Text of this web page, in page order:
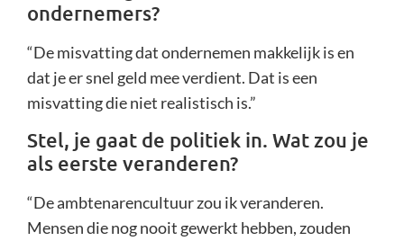
ondernemers?
“De misvatting dat ondernemen makkelijk is en
dat je er snel geld mee verdient. Dat is een
misvatting die niet realistisch is.”
Stel, je gaat de politiek in. Wat zou je
als eerste veranderen?
“De ambtenarencultuur zou ik veranderen.
Mensen die nog nooit gewerkt hebben, zouden